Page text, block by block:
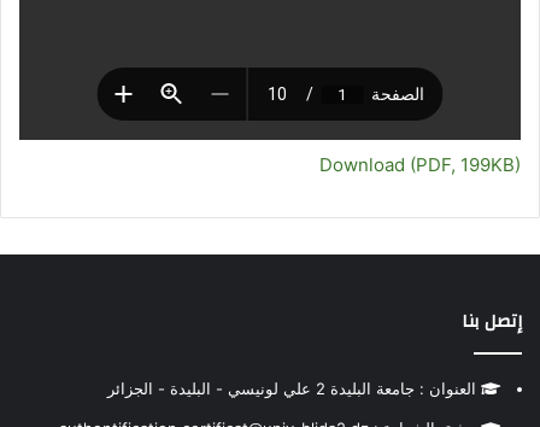
Download (PDF, 199KB)
إتصل بنا
العنوان : جامعة البليدة 2 علي لونيسي - البليدة - الجزائر